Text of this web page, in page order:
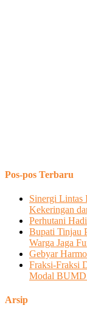
Pos-pos Terbaru
Sinergi Lintas
Kekeringan
Perhutani
Bupati Tinjau
Warga Jaga
Gebyar
Fraksi-Fraksi
Modal BUMD
Arsip